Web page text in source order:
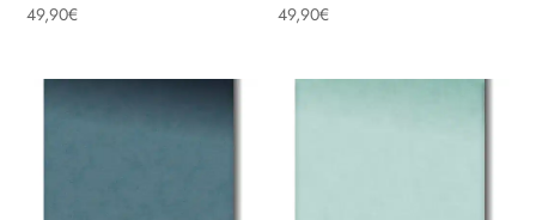
49,90€ 49,90€